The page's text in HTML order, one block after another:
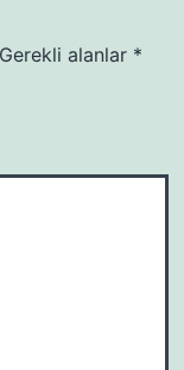
Gerekli alanlar *